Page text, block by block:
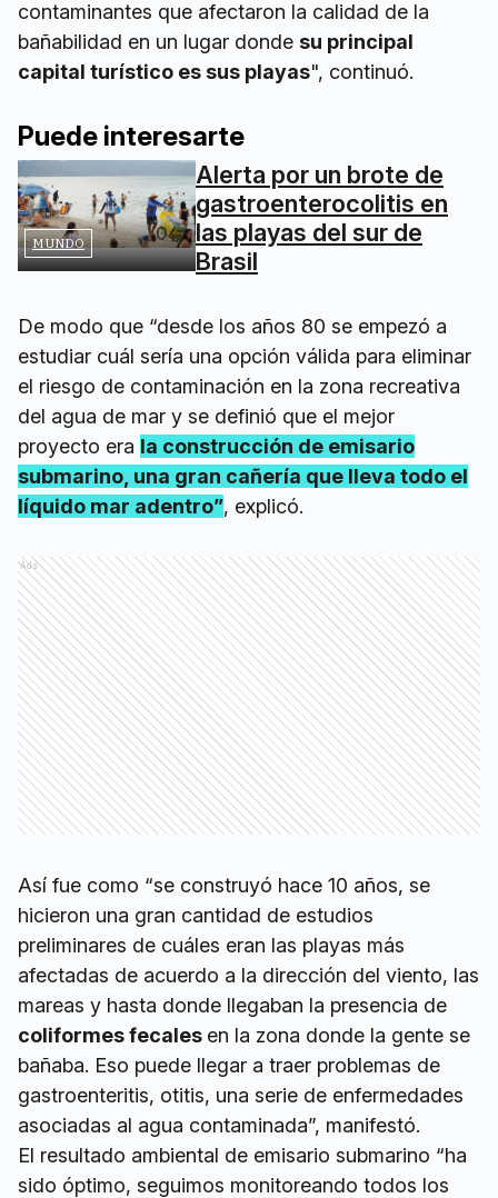
contaminantes que afectaron la calidad de la
bañabilidad en un lugar donde su principal
capital turístico es sus playas", continuó.
Puede interesarte
MUNDO
Alerta por un brote de
gastroenterocolitis en
las playas del sur de
Brasil
De modo que “desde los años 80 se empezó a
estudiar cuál sería una opción válida para eliminar
el riesgo de contaminación en la zona recreativa
del agua de mar y se definió que el mejor
proyecto era la construcción de emisario
submarino, una gran cañería que lleva todo el
líquido mar adentro”, explicó.
Ads
Así fue como “se construyó hace 10 años, se
hicieron una gran cantidad de estudios
preliminares de cuáles eran las playas más
afectadas de acuerdo a la dirección del viento, las
mareas y hasta donde llegaban la presencia de
coliformes fecales en la zona donde la gente se
bañaba. Eso puede llegar a traer problemas de
gastroenteritis, otitis, una serie de enfermedades
asociadas al agua contaminada”, manifestó.
El resultado ambiental de emisario submarino “ha
sido óptimo, seguimos monitoreando todos los